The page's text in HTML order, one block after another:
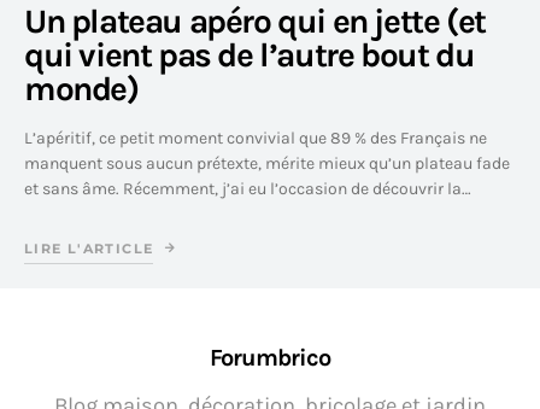
Un plateau apéro qui en jette (et
qui vient pas de l’autre bout du
monde)
L’apéritif, ce petit moment convivial que 89 % des Français ne
manquent sous aucun prétexte, mérite mieux qu’un plateau fade
et sans âme. Récemment, j’ai eu l’occasion de découvrir la…
LIRE L'ARTICLE
Forumbrico